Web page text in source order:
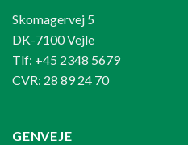
Skomagervej 5
DK-7100 Vejle
Tlf: +45 2348 5679
CVR: 28 89 24 70
GENVEJE